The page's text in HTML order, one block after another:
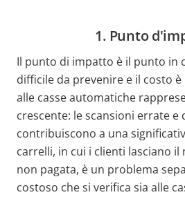
1. Punto
Il punto di impatto è il punto in
difficile da prevenire e il costo
alle casse automatiche
crescente: le scansioni errate e
contribuiscono a una
carrelli, in cui i clienti lasciano il
non pagata, è un problema
costoso che si verifica sia alle